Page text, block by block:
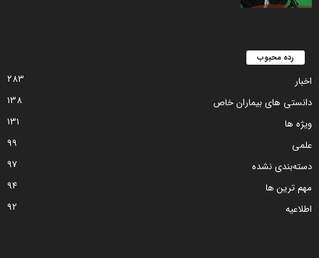
رده محبوب
اخبار
283
دانستی های بیماران خاص
138
ویژه ها
131
علمی
99
دسته‌بندی نشده
97
مهم ترین ها
94
اطلاعیه
92